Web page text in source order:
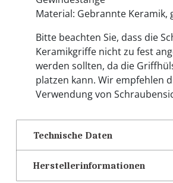
Material: Gebrannte Keramik,
Bitte beachten Sie, dass die
Keramikgriffe nicht zu fest
werden sollten, da die
platzen kann. Wir empfehlen
Verwendung von
Technische Daten
Herstellerinformationen